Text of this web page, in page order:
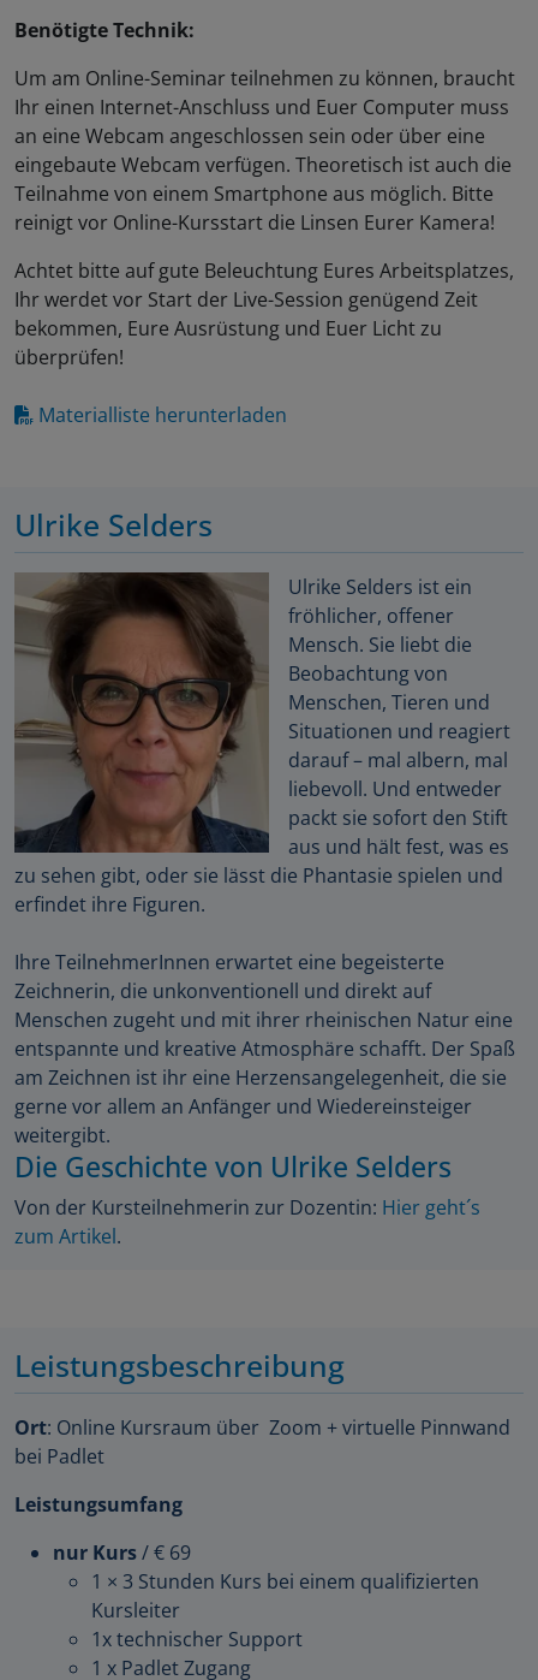
Benötigte Technik:
Um am Online-Seminar teilnehmen zu können, braucht
Ihr einen Internet-Anschluss und Euer Computer muss
an eine Webcam angeschlossen sein oder über eine
eingebaute Webcam verfügen. Theoretisch ist auch die
Teilnahme von einem Smartphone aus möglich. Bitte
reinigt vor Online-Kursstart die Linsen Eurer Kamera!
Achtet bitte auf gute Beleuchtung Eures Arbeitsplatzes,
Ihr werdet vor Start der Live-Session genügend Zeit
bekommen, Eure Ausrüstung und Euer Licht zu
überprüfen!
Materialliste herunterladen
Ulrike Selders
Ulrike Selders ist ein
fröhlicher, offener
Mensch. Sie liebt die
Beobachtung von
Menschen, Tieren und
Situationen und reagiert
darauf – mal albern, mal
liebevoll. Und entweder
packt sie sofort den Stift
aus und hält fest, was es
zu sehen gibt, oder sie lässt die Phantasie spielen und
erfindet ihre Figuren.
Ihre TeilnehmerInnen erwartet eine begeisterte
Zeichnerin, die unkonventionell und direkt auf
Menschen zugeht und mit ihrer rheinischen Natur eine
entspannte und kreative Atmosphäre schafft. Der Spaß
am Zeichnen ist ihr eine Herzensangelegenheit, die sie
gerne vor allem an Anfänger und Wiedereinsteiger
weitergibt.
Die Geschichte von Ulrike Selders
Von der Kursteilnehmerin zur Dozentin: Hier geht´s
zum Artikel.
Leistungsbeschreibung
Ort: Online Kursraum über Zoom + virtuelle Pinnwand
bei Padlet
Leistungsumfang
nur Kurs/ € 69
1 × 3 Stunden Kurs bei einem qualifizierten
Kursleiter
1x technischer Support
1 x Padlet Zugang